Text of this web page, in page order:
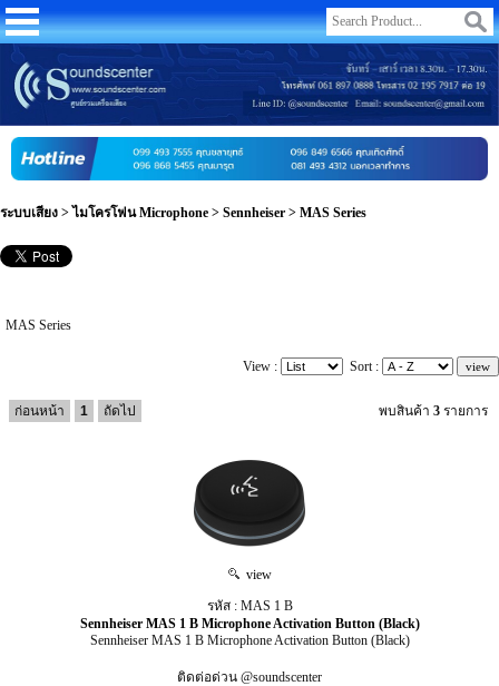
ระบบเสียง >ไมโครโฟน Microphone > Sennheiser > MAS Series
MAS Series
View : Sort :
ก่อนหน้า 1 ถัดไป พบสินค้า 3 รายการ
view
รหัส : MAS 1 B
Sennheiser MAS 1 B Microphone Activation Button (Black)
Sennheiser MAS 1 B Microphone Activation Button (Black)
ติดต่อด่วน @soundscenter